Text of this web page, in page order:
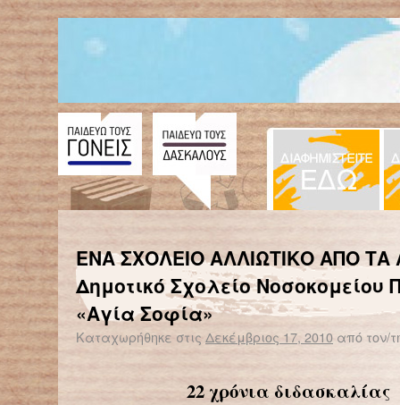
← Επιστροφή στο %s
Ο μοναδικός Εθνικός μας Κήπος
ΕΝΑ ΣΧΟΛΕΙΟ ΑΛΛΙΩΤΙΚΟ ΑΠΟ ΤΑ
Δημοτικό Σχολείο Νοσοκομείου
«Αγία Σοφία»
Καταχωρήθηκε στις Δεκέμβριος 17, 2010 από τον/
22 χρόνια διδασκαλίας